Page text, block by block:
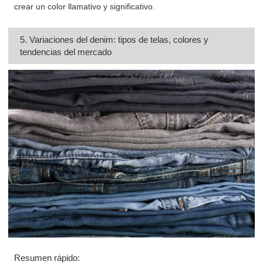
crear un color llamativo y significativo.
5. Variaciones del denim: tipos de telas, colores y
tendencias del mercado
Resumen rápido: